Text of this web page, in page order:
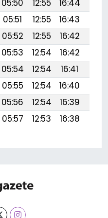
05:50 12:55 16:44
05:51 12:55 16:43
05:52 12:55 16:42
05:53 12:54 16:42
05:54 12:54 16:41
05:55 12:54 16:40
05:56 12:54 16:39
05:57 12:53 16:38